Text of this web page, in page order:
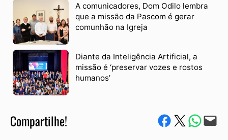
A comunicadores, Dom Odilo lembra
que a missão da Pascom é gerar
comunhão na Igreja
Diante da Inteligência Artificial, a
missão é ‘preservar vozes e rostos
humanos’
Compartilhe! Compartilhe no Facebook
Compartilhe no Twitter
Compartile via
Envie via e-mail